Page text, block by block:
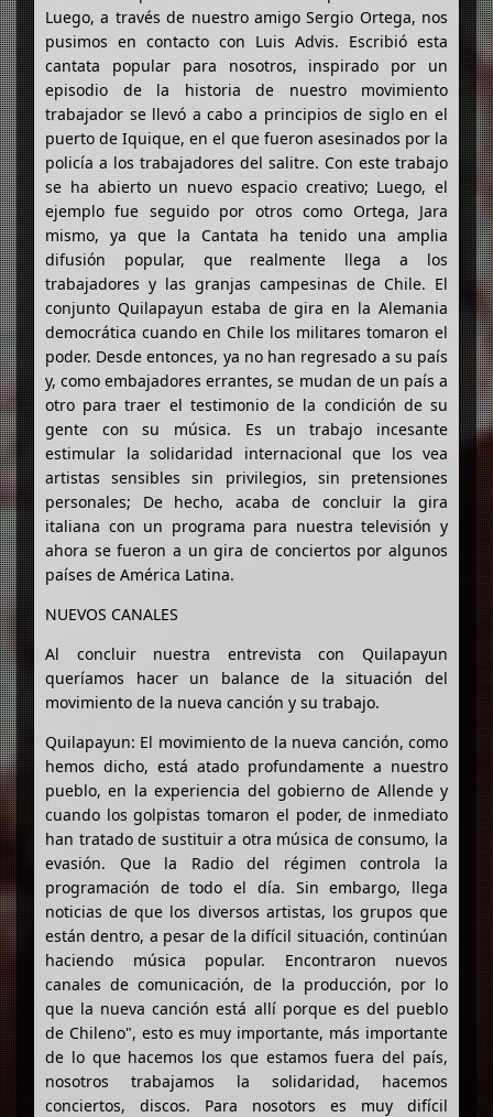
Luego, a través de nuestro amigo Sergio Ortega, nos
pusimos en contacto con Luis Advis. Escribió esta
cantata popular para nosotros, inspirado por un
episodio de la historia de nuestro movimiento
trabajador se llevó a cabo a principios de siglo en el
puerto de Iquique, en el que fueron asesinados por la
policía a los trabajadores del salitre. Con este trabajo
se ha abierto un nuevo espacio creativo; Luego, el
ejemplo fue seguido por otros como Ortega, Jara
mismo, ya que la Cantata ha tenido una amplia
difusión popular, que realmente llega a los
trabajadores y las granjas campesinas de Chile. El
conjunto Quilapayun estaba de gira en la Alemania
democrática cuando en Chile los militares tomaron el
poder. Desde entonces, ya no han regresado a su país
y, como embajadores errantes, se mudan de un país a
otro para traer el testimonio de la condición de su
gente con su música. Es un trabajo incesante
estimular la solidaridad internacional que los vea
artistas sensibles sin privilegios, sin pretensiones
personales; De hecho, acaba de concluir la gira
italiana con un programa para nuestra televisión y
ahora se fueron a un gira de conciertos por algunos
países de América Latina.
NUEVOS CANALES
Al concluir nuestra entrevista con Quilapayun
queríamos hacer un balance de la situación del
movimiento de la nueva canción y su trabajo.
Quilapayun: El movimiento de la nueva canción, como
hemos dicho, está atado profundamente a nuestro
pueblo, en la experiencia del gobierno de Allende y
cuando los golpistas tomaron el poder, de inmediato
han tratado de sustituir a otra música de consumo, la
evasión. Que la Radio del régimen controla la
programación de todo el día. Sin embargo, llega
noticias de que los diversos artistas, los grupos que
están dentro, a pesar de la difícil situación, continúan
haciendo música popular. Encontraron nuevos
canales de comunicación, de la producción, por lo
que la nueva canción está allí porque es del pueblo
de Chileno", esto es muy importante, más importante
de lo que hacemos los que estamos fuera del país,
nosotros trabajamos la solidaridad, hacemos
conciertos, discos. Para nosotors es muy difícil